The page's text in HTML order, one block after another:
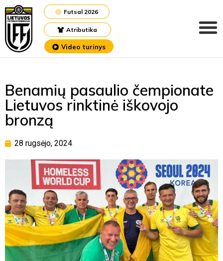
Atributika
Futsal 2026
Video turinys
Benamių pasaulio čempionate
Lietuvos rinktinė iškovojo
bronzą
28 rugsėjo, 2024